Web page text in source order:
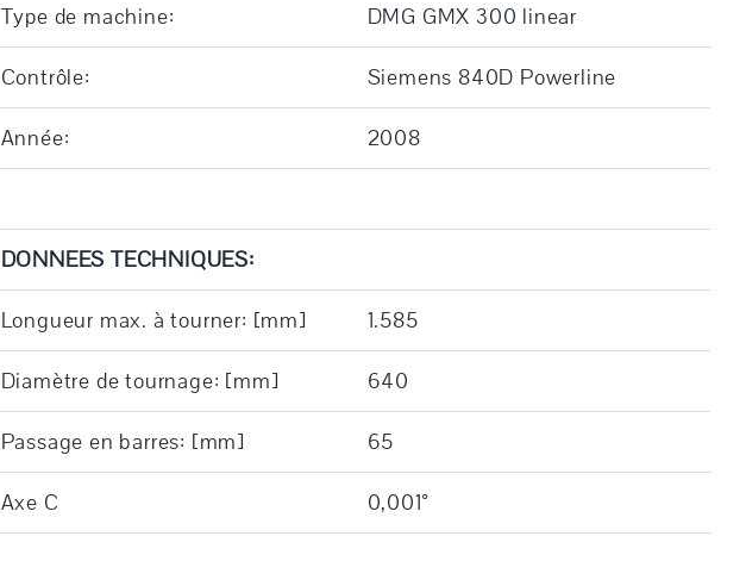
Type de machine: DMG GMX 300 linear
Contrôle: Siemens 840D Powerline
Année: 2008
DONNEES TECHNIQUES:
Longueur max. à tourner: [mm] 1.585
Diamètre de tournage: [mm] 640
Passage en barres: [mm] 65
Axe C 0,001°